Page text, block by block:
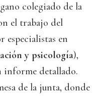
colegiado de la
el trabajo del
especialistas en
y psicología),
informe detallado.
de la junta, donde